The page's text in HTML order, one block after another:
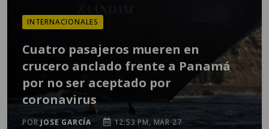
INTERNACIONALES
Cuatro pasajeros mueren en
crucero anclado frente a Panamá
por no ser aceptado por
coronavirus
PORJOSE GARCÍA 12:53 PM, MAR 27